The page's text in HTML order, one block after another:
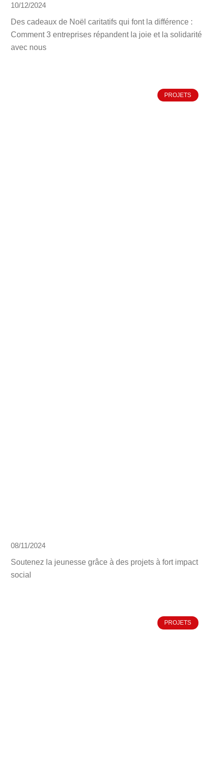
Des cadeaux de Noël caritatifs qui font la différence :
Comment 3 entreprises répandent la joie et la solidarité
avec nous
10/12/2024
PROJETS
Soutenez la jeunesse grâce à des projets à fort impact
social
08/11/2024
PROJETS